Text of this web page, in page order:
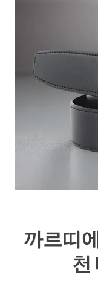
까르띠
천